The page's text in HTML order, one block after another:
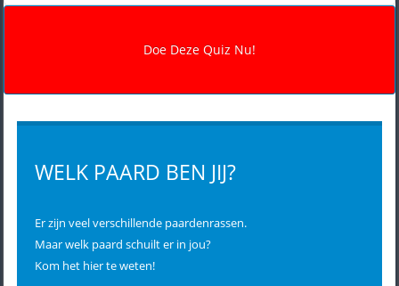
WELK PAARD BEN JIJ?
Er zijn veel verschillende paardenrassen.
Maar welk paard schuilt er in jou?
Kom het hier te weten!